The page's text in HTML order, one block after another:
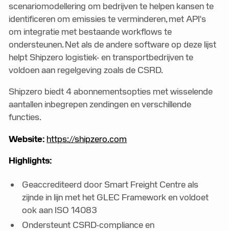
scenariomodellering om bedrijven te helpen kansen te
identificeren om emissies te verminderen, met API's
om integratie met bestaande workflows te
ondersteunen. Net als de andere software op deze lijst
helpt Shipzero logistiek- en transportbedrijven te
voldoen aan regelgeving zoals de CSRD.
Shipzero biedt 4 abonnementsopties met wisselende
aantallen inbegrepen zendingen en verschillende
functies.
Website: https://shipzero.com
Highlights:
Geaccrediteerd door Smart Freight Centre als
zijnde in lijn met het GLEC Framework en voldoet
ook aan ISO 14083
Ondersteunt CSRD-compliance en